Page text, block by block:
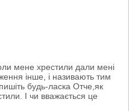
мене хрестили дали мені
інше, і називають тим
будь-ласка Отче,як
І чи вважається це